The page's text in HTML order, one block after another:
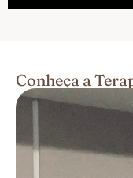
Conheça a